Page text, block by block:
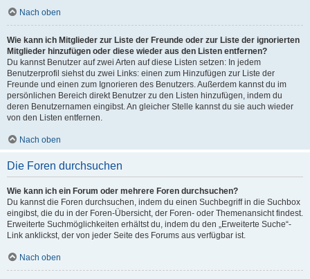
Nach oben
Wie kann ich Mitglieder zur Liste der Freunde oder zur Liste der ignorierten
Mitglieder hinzufügen oder diese wieder aus den Listen entfernen?
Du kannst Benutzer auf zwei Arten auf diese Listen setzen: In jedem
Benutzerprofil siehst du zwei Links: einen zum Hinzufügen zur Liste der
Freunde und einen zum Ignorieren des Benutzers. Außerdem kannst du im
persönlichen Bereich direkt Benutzer zu den Listen hinzufügen, indem du
deren Benutzernamen eingibst. An gleicher Stelle kannst du sie auch wieder
von den Listen entfernen.
Nach oben
Die Foren durchsuchen
Wie kann ich ein Forum oder mehrere Foren durchsuchen?
Du kannst die Foren durchsuchen, indem du einen Suchbegriff in die Suchbox
eingibst, die du in der Foren-Übersicht, der Foren- oder Themenansicht findest.
Erweiterte Suchmöglichkeiten erhältst du, indem du den „Erweiterte Suche“-
Link anklickst, der von jeder Seite des Forums aus verfügbar ist.
Nach oben